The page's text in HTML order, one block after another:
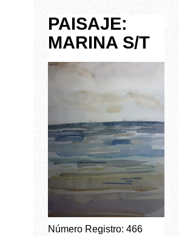
PAISAJE:
MARINA S/T
Número Registro: 466